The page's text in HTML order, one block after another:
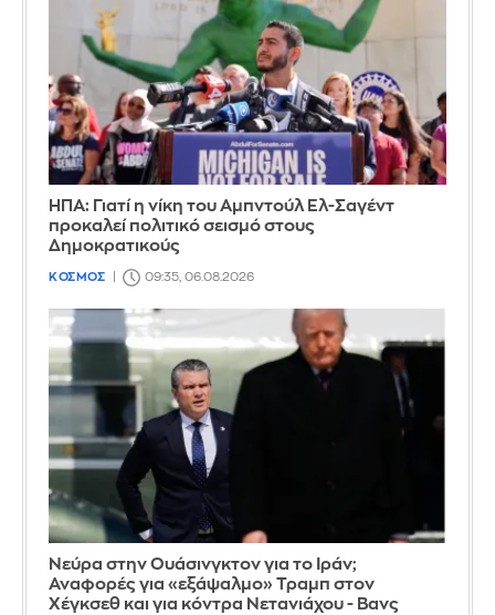
ΗΠΑ: Γιατί η νίκη του Αμπντούλ Ελ-Σαγέντ
προκαλεί πολιτικό σεισμό στους
Δημοκρατικούς
ΚΟΣΜΟΣ 09:35, 06.08.2026
Νεύρα στην Ουάσινγκτον για το Ιράν;
Αναφορές για «εξάψαλμο» Τραμπ στον
Χέγκσεθ και για κόντρα Νετανιάχου - Βανς